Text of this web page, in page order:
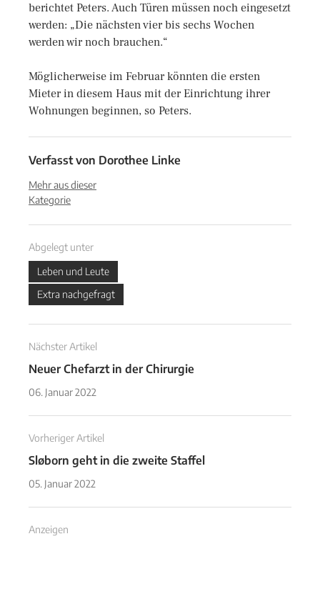
berichtet Peters. Auch Türen müssen noch eingesetzt
werden: „Die nächsten vier bis sechs Wochen
werden wir noch brauchen.“
Möglicherweise im Februar könnten die ersten
Mieter in diesem Haus mit der Einrichtung ihrer
Wohnungen beginnen, so Peters.
Verfasst von Dorothee Linke
Mehr aus dieser
Kategorie
Abgelegt unter
Leben und Leute
Extra nachgefragt
Nächster Artikel
Neuer Chefarzt in der Chirurgie
06. Januar 2022
Vorheriger Artikel
Sløborn geht in die zweite Staffel
05. Januar 2022
Anzeigen